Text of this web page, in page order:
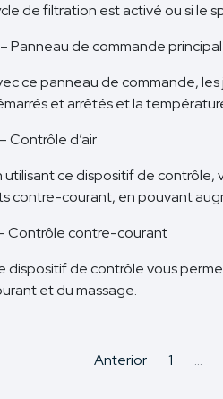
de filtration est activé ou si le
Panneau de commande principal
ce panneau de commande,
et arrêtés et la
Contrôle d’air
utilisant ce dispositif de contrôle,
contre-courant, en pouvant
Contrôle contre-courant
dispositif de contrôle vous
et du massage.
Anterior 1 ...